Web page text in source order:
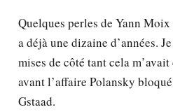
Quelques perles de Yann
a déjà une dizaine d’années.
mises de côté tant cela
avant l’affaire Polansky
Gstaad.